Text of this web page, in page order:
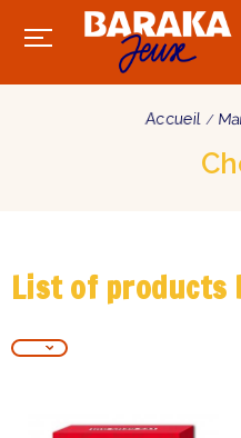
Accueil
List of products